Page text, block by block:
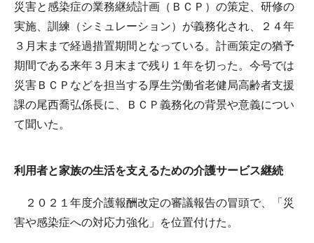
災害と感染症の業務継続計画（ＢＣＰ）の策定、研修の
実施、訓練（シミュレーション）が義務化され、２４年
３月末まで経過措置期間となっている。計画策定の猶予
期間である来年３月末まで残り１年を切った。今号では
災害ＢＣＰなどを担当する厚生労働省老健局高齢者支援
課の尾西喬弘係長に、ＢＣＰ義務化の背景や意義につい
て聞いた。
利用者と家族の生活を支えるための介護サービス継続
２０２１年度介護報酬改定の審議報告の冒頭で、「災
害や感染症への対応力強化」を位置付けた。